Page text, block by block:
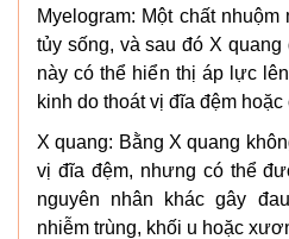
Myelogram: Một chất
tủy sống, và sau đó X
này có thể hiển thị áp lực
kinh do thoát vị đĩa đệm
X quang: Bằng X quang
vị đĩa đệm, nhưng có thể
nguyên nhân khác gây
nhiễm trùng, khối u hoặc